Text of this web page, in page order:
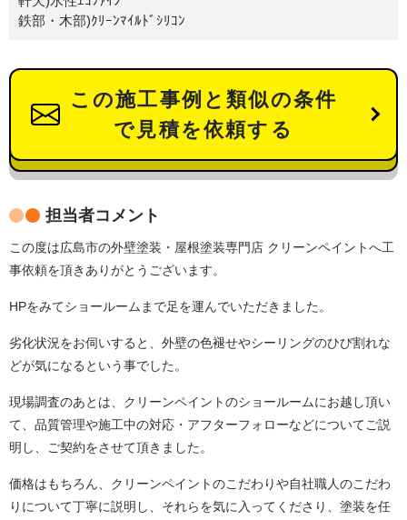
鉄部・木部)ｸﾘｰﾝﾏｲﾙﾄﾞｼﾘｺﾝ
この施工事例と類似の条件
で見積を依頼する
担当者コメント
この度は広島市の外壁塗装・屋根塗装専門店 クリーンペイントへ工
事依頼を頂きありがとうございます。
HPをみてショールームまで足を運んでいただきました。
劣化状況をお伺いすると、 外壁の色褪せやシーリングのひび割れな
どが気になるという事でした。
現場調査のあとは、クリーンペイントのショールームにお越し頂い
て、品質管理や施工中の対応・アフターフォローなどについてご説
明し、ご契約をさせて頂きました。
価格はもちろん、クリーンペイントのこだわりや自社職人のこだわ
りについて丁寧に説明し、 それらを気に入ってくださり、塗装を任